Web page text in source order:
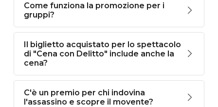
Come funziona la promozione per i
gruppi?
Il biglietto acquistato per lo spettacolo
di "Cena con Delitto" include anche la
cena?
C'è un premio per chi indovina
l'assassino e scopre il movente?